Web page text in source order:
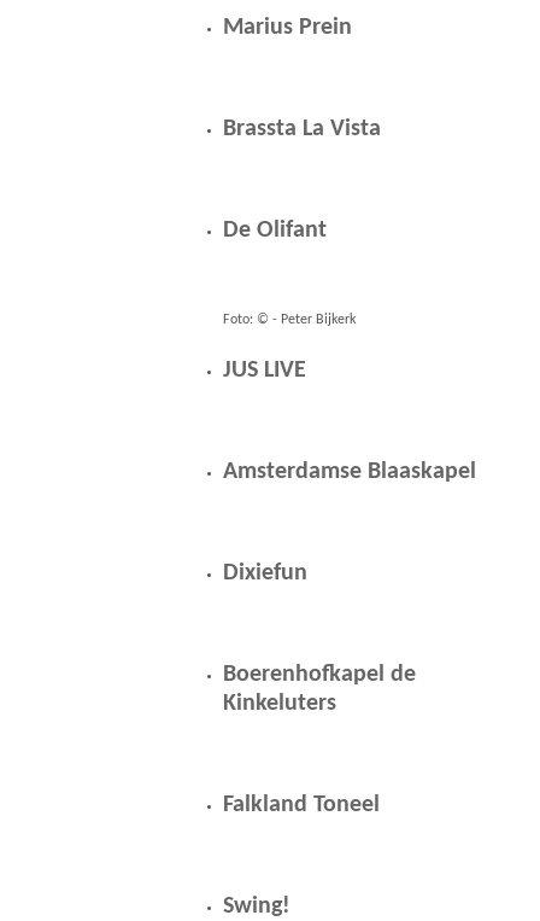
Marius Prein
Brassta La Vista
De Olifant
Foto: © - Peter Bijkerk
JUS LIVE
Amsterdamse Blaaskapel
Dixiefun
Boerenhofkapel de
Kinkeluters
Falkland Toneel
Swing!